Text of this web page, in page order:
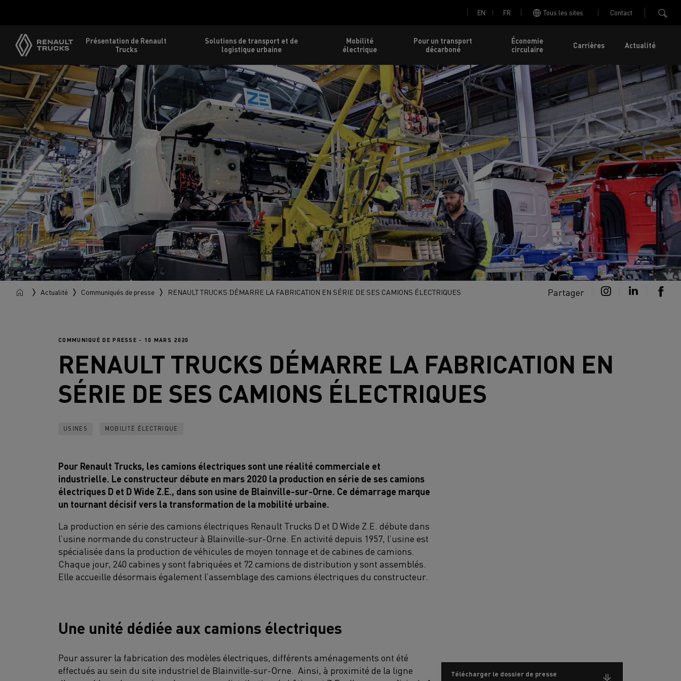
EN FR Tous les sites Contact
Présentation de Renault
Trucks
Solutions de transport et de
logistique urbaine
Mobilité
électrique
Pour un transport
décarboné
Économie
circulaire
Carrières Actualité
Actualité Communiqués de presse RENAULT TRUCKS DÉMARRE LA FABRICATION EN SÉRIE DE SES CAMIONS ÉLECTRIQUES Partager
COMMUNIQUÉ DE PRESSE - 10 MARS 2020
RENAULT TRUCKS DÉMARRE LA FABRICATION EN
SÉRIE DE SES CAMIONS ÉLECTRIQUES
USINES MOBILITÉ ÉLECTRIQUE
Pour Renault Trucks, les camions électriques sont une réalité commerciale et
industrielle. Le constructeur débute en mars 2020 la production en série de ses camions
électriques D et D Wide Z.E., dans son usine de Blainville-sur-Orne. Ce démarrage marque
un tournant décisif vers la transformation de la mobilité urbaine.
La production en série des camions électriques Renault Trucks D et D Wide Z.E. débute dans
l’usine normande du constructeur à Blainville-sur-Orne. En activité depuis 1957, l’usine est
spécialisée dans la production de véhicules de moyen tonnage et de cabines de camions.
Chaque jour, 240 cabines y sont fabriquées et 72 camions de distribution y sont assemblés.
Elle accueille désormais également l’assemblage des camions électriques du constructeur.
Une unité dédiée aux camions électriques
Pour assurer la fabrication des modèles électriques, différents aménagements ont été
effectués au sein du site industriel de Blainville-sur-Orne. Ainsi, à proximité de la ligne
Télécharger le dossier de presse